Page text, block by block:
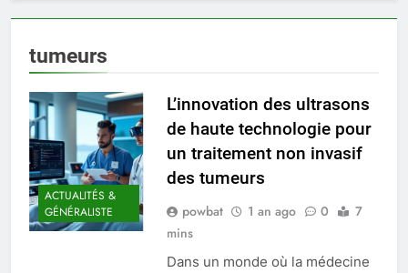
tumeurs
ACTUALITÉS &
GÉNÉRALISTE
L’innovation des ultrasons
de haute technologie pour
un traitement non invasif
des tumeurs
powbat 1 an ago 0
7
mins
Dans un monde où la médecine